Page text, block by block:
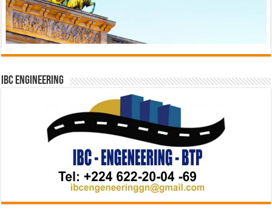
IBC Engineering